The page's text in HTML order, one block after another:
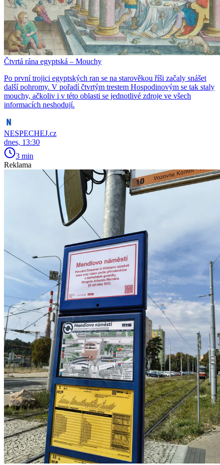
Čtvrtá rána egyptská – Mouchy
Po první trojici egyptských ran se na starověkou říši začaly snášet
další pohromy. V pořadí čtvrtým trestem Hospodinovým se tak staly
mouchy, ačkoliv i v této oblasti se jednotlivé zdroje ve všech
informacích neshodují.
NESPECHEJ.cz
dnes, 13:30
3 min
Reklama